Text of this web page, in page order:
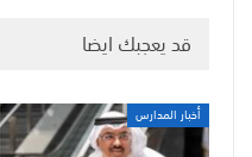
قد يعجبك ايضا
أخبار المدارس